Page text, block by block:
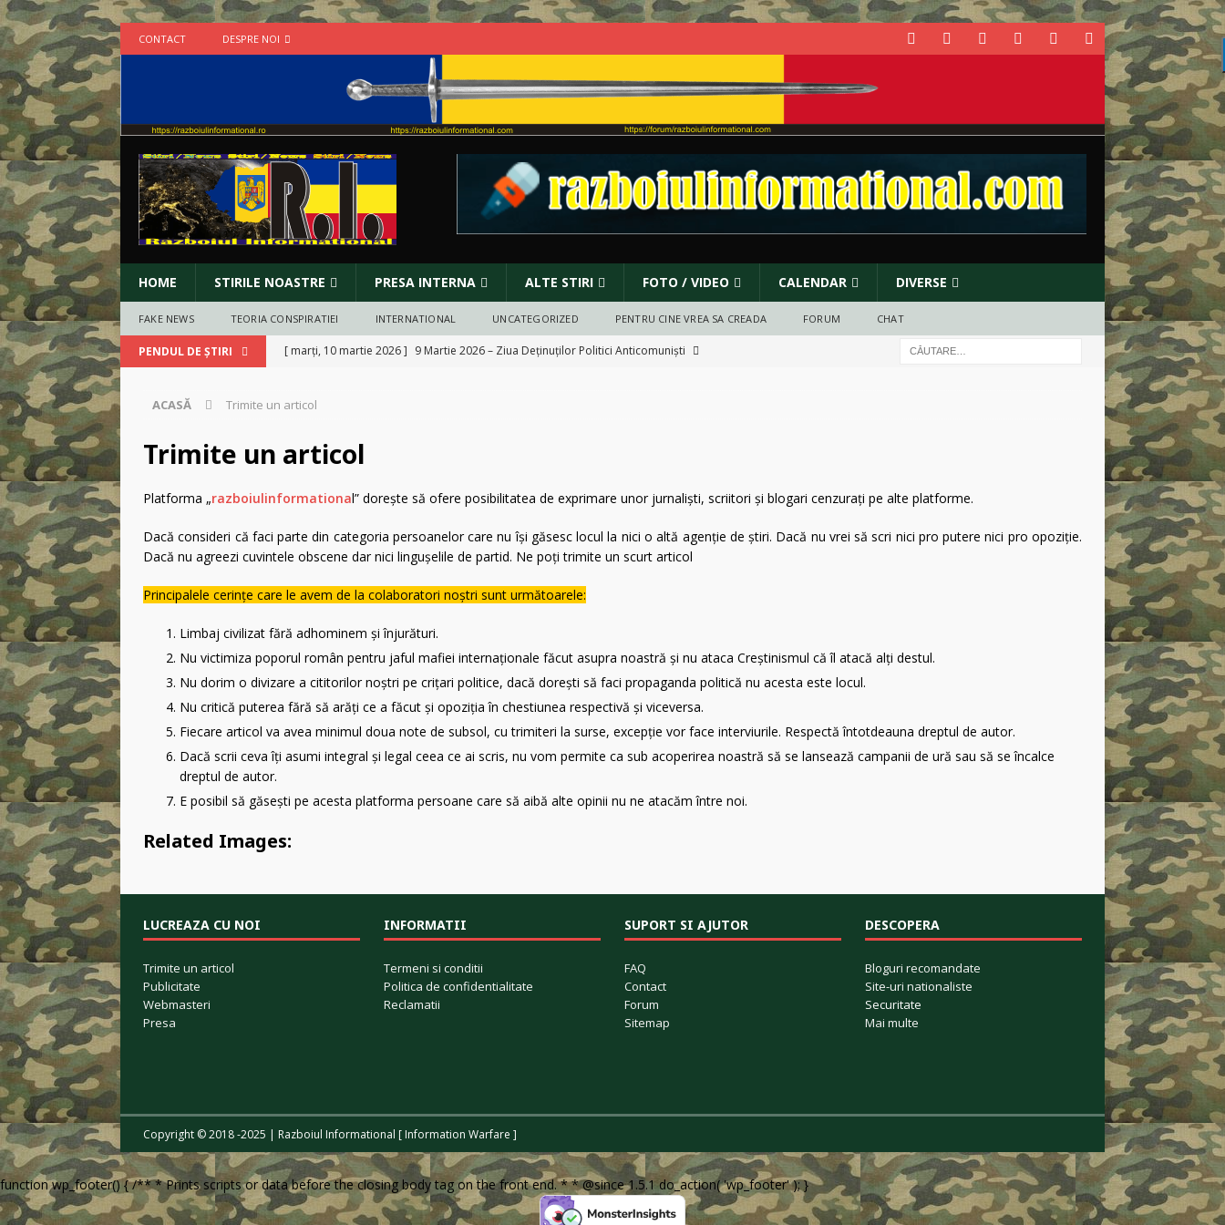
CONTACT DESPRE NOI
HOME STIRILE NOASTRE PRESA INTERNA ALTE STIRI FOTO / VIDEO CALENDAR DIVERSE
FAKE NEWS TEORIA CONSPIRATIEI INTERNATIONAL UNCATEGORIZED PENTRU CINE VREA SA CREADA FORUM CHAT
PENDUL DE ȘTIRI [ marți, 10 martie 2026 ] 9 Martie 2026 – Ziua Deținuților Politici Anticomuniști
[ duminică, 8 martie 2026 ]
BUCURESTI
criza libertății religioase
INCORECT POLITIC
[ vineri, 2 ianuarie 2026 ] Legea lui Vexler analizata cu lupa
OPINII
[ miercuri, 29 aprilie 2026 ]
Fake news în istorie: A fost Octavian Goga înmormântat cu
zvastica pe piept?
INCORECT POLITIC
ACASĂ Trimite un articol
Trimite un articol
Platforma „razboiulinformational” doreşte să ofere posibilitatea de exprimare unor jurnalişti, scriitori şi blogari cenzuraţi pe alte platforme.
Dacă consideri că faci parte din categoria persoanelor care nu îşi găsesc locul la nici o altă agenţie de ştiri. Dacă nu vrei să scri nici pro putere nici pro opoziţie.
Dacă nu agreezi cuvintele obscene dar nici lingușelile de partid. Ne poţi trimite un scurt articol
Principalele cerinţe care le avem de la colaboratori noştri sunt următoarele:
Limbaj civilizat fără adhominem şi înjurături.
Nu victimiza poporul român pentru jaful mafiei internaţionale făcut asupra noastră şi nu ataca Creştinismul că îl atacă alţi destul.
Nu dorim o divizare a cititorilor noştri pe criţari politice, dacă doreşti să faci propaganda politică nu acesta este locul.
Nu critică puterea fără să arăţi ce a făcut şi opoziţia în chestiunea respectivă şi viceversa.
Fiecare articol va avea minimul doua note de subsol, cu trimiteri la surse, excepţie vor face interviurile. Respectă întotdeauna dreptul de autor.
Dacă scrii ceva îţi asumi integral şi legal ceea ce ai scris, nu vom permite ca sub acoperirea noastră să se lansează campanii de ură sau să se încalce
dreptul de autor.
E posibil să găseşti pe acesta platforma persoane care să aibă alte opinii nu ne atacăm între noi.
Related Images:
LUCREAZA CU NOI
Trimite un articol
Publicitate
Webmasteri
Presa
INFORMATII
Termeni si conditii
Politica de confidentialitate
Reclamatii
SUPORT SI AJUTOR
FAQ
Contact
Forum
Sitemap
DESCOPERA
Bloguri recomandate
Site-uri nationaliste
Securitate
Mai multe
Copyright © 2018 -2025 | Razboiul Informational [ Information Warfare ]
function wp_footer() { /** * Prints scripts or data before the closing body tag on the front end. * * @since 1.5.1 do_action( 'wp_footer' ); }